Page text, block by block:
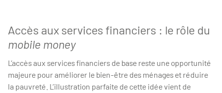
Accès aux services financiers : le rôle du
mobile money
L’accès aux services financiers de base reste une opportunité
majeure pour améliorer le bien-être des ménages et réduire
la pauvreté. L’illustration parfaite de cette idée vient de